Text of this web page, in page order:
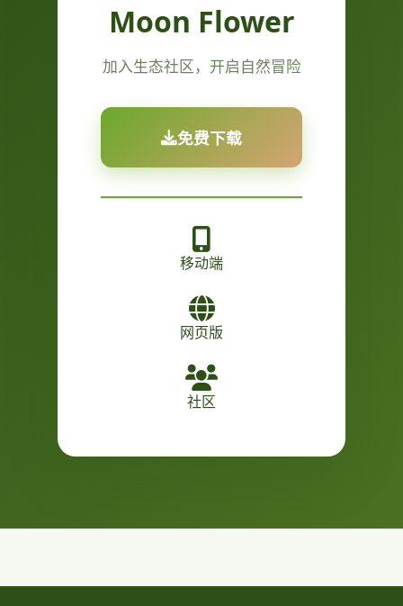
Moon Flower
加入生态社区，开启自然冒险
免费下载
移动端
网页版
社区